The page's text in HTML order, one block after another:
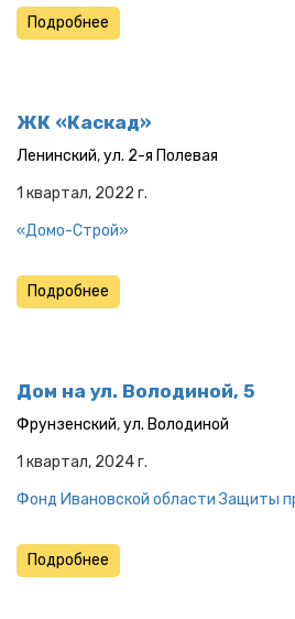
Подробнее
ЖК «Каскад»
Ленинский,ул. 2-я Полевая
1 квартал, 2022 г.
«Домо-Строй»
Подробнее
Дом на ул. Володиной, 5
Фрунзенский,ул. Володиной
1 квартал, 2024 г.
Фонд Ивановской области Защиты
Подробнее